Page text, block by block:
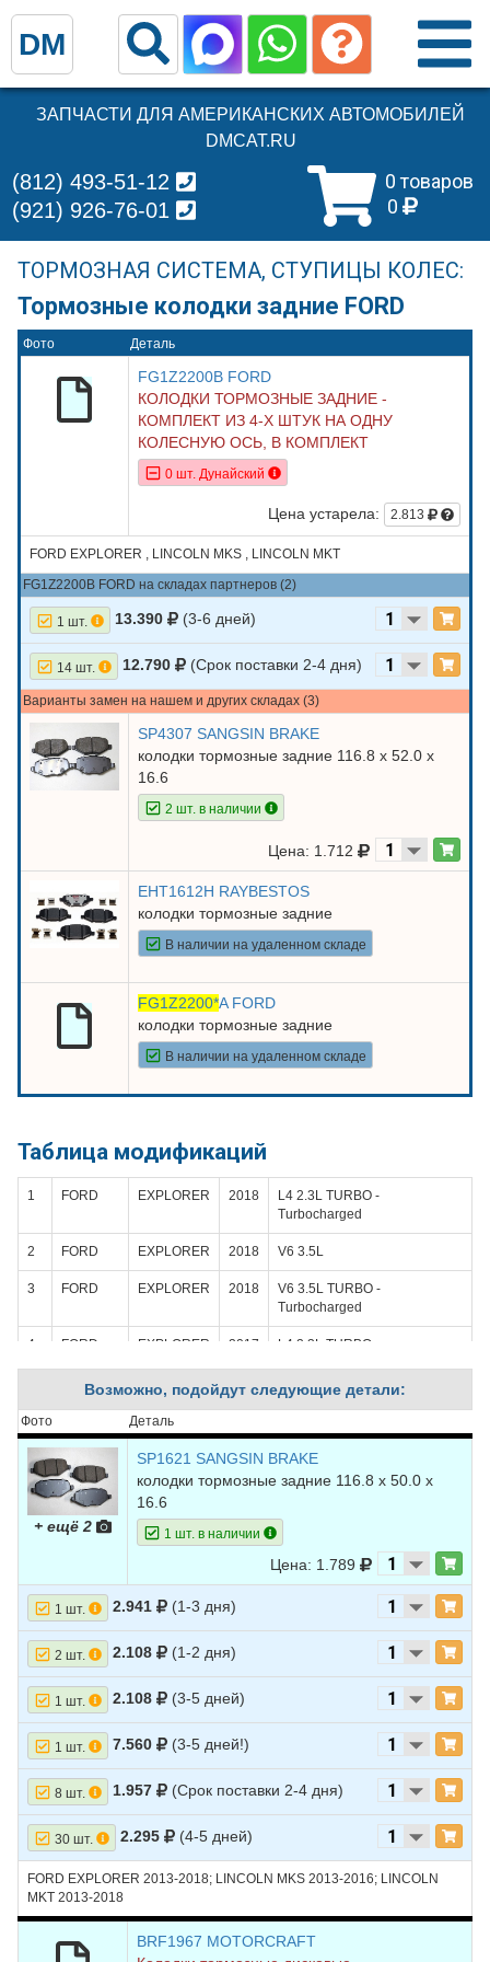
ЗАПЧАСТИ ДЛЯ АМЕРИКАНСКИХ АВТОМОБИЛЕЙ
DMCAT.RU
0 товаров
0
(812) 493-51-12
(921) 926-76-01
ТОРМОЗНАЯ СИСТЕМА, СТУПИЦЫ КОЛЕС:
Тормозные колодки задние FORD
Фото Деталь
FG1Z2200B FORD
КОЛОДКИ ТОРМОЗНЫЕ ЗАДНИЕ -
КОМПЛЕКТ ИЗ 4-Х ШТУК НА ОДНУ
КОЛЕСНУЮ ОСЬ, В КОМПЛЕКТ
0 шт. Дунайский
Цена устарела: 2.813
FORD EXPLORER , LINCOLN MKS , LINCOLN MKT
FG1Z2200B FORD на складах партнеров (2)
1 шт. 13.390 (3-6 дней)
14 шт. 12.790 (Срок поставки 2-4 дня)
Варианты замен на нашем и других складах (3)
SP4307 SANGSIN BRAKE
колодки тормозные задние 116.8 х 52.0 х
16.6
2 шт. в наличии
Цена: 1.712
EHT1612H RAYBESTOS
колодки тормозные задние
В наличии на удаленном складе
FG1Z2200*A FORD
колодки тормозные задние
В наличии на удаленном складе
Таблица модификаций
1 FORD EXPLORER 2018
L4 2.3L TURBO -
Turbocharged
2 FORD EXPLORER 2018 V6 3.5L
3 FORD EXPLORER 2018
V6 3.5L TURBO -
Turbocharged
4 FORD EXPLORER 2017
L4 2.3L TURBO -
EXPLORER 2017 V6 3.5L
6 FORD EXPLORER 2017
V6 3.5L TURBO -
Turbocharged
7 FORD EXPLORER
L4 2.3L TURBO -
EXPLORER 2016 V6 3.5L
9 FORD EXPLORER 2016
V6 3.5L TURBO -
10 FORD EXPLORER
L4 2.0L TURBO -
11 FORD EXPLORER 2015
12 FORD EXPLORER 2015
V6 3.5L TURBO -
13 FORD EXPLORER 2014
L4 2.0L TURBO -
14 FORD EXPLORER 2014
15 FORD EXPLORER 2014
V6 3.5L TURBO -
FORD EXPLORER 2013
L4 2.0L TURBO -
Turbocharged
Возможно, подойдут следующие детали:
Фото Деталь
+ ещё 2
SP1621 SANGSIN BRAKE
колодки тормозные задние 116.8 х 50.0 х
16.6
1 шт. в наличии
Цена: 1.789
1 шт. 2.941 (1-3 дня)
2 шт. 2.108 (1-2 дня)
1 шт. 2.108 (3-5 дней)
1 шт. 7.560 (3-5 дней!)
8 шт. 1.957 (Срок поставки 2-4 дня)
30 шт. 2.295 (4-5 дней)
FORD EXPLORER 2013-2018; LINCOLN MKS 2013-2016; LINCOLN
MKT 2013-2018
BRF1967 MOTORCRAFT
DM